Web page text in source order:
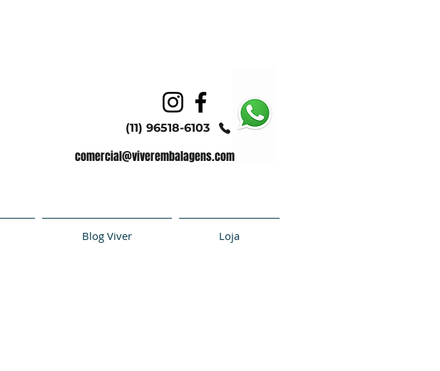
(11) 96518-6103
comercial@viverembalagens.com
Blog Viver Loja